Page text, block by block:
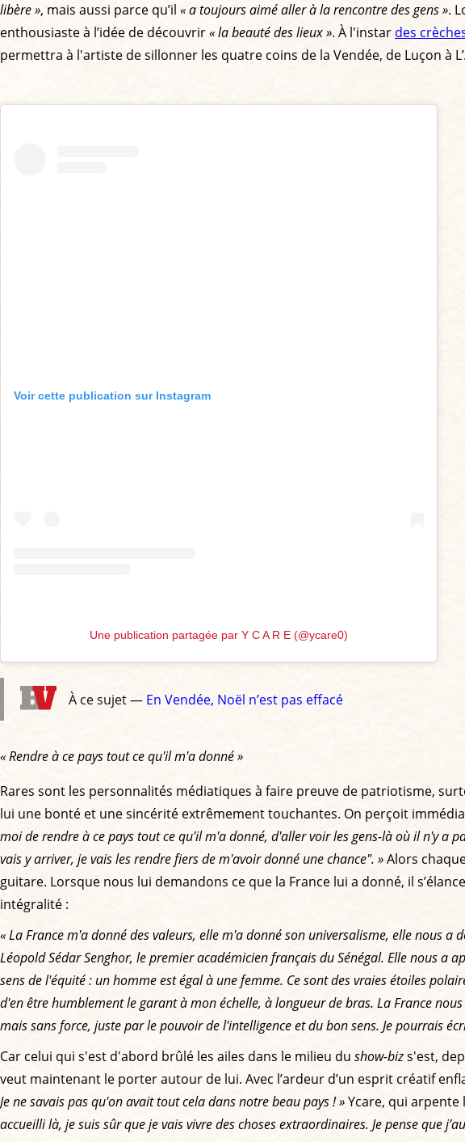
libère », mais aussi parce qu’il « a toujours aimé aller à la rencontre des gens ».
enthousiaste à l’idée de découvrir« la beauté des lieux ». À l'instar des
permettra à l'artiste de sillonner les quatre coins de la Vendée, de Luçon à
Voir cette publication sur Instagram
Une publication partagée par Y C A R E (@ycare0)
À ce sujet — En Vendée, Noël n’est pas effacé
« Rendre à ce pays tout ce qu'il m'a donné »
Rares sont les personnalités médiatiques à faire preuve de patriotisme,
lui une bonté et une sincérité extrêmement touchantes. On perçoit
moi de rendre à ce pays tout ce qu'il m'a donné, d'aller voir les gens-là où il n'y a
vais y arriver, je vais les rendre fiers de m'avoir donné une chance". »Alors
guitare. Lorsque nous lui demandons ce que la France lui a donné, il
intégralité :
« La France m'a donné des valeurs, elle m'a donné son universalisme, elle nous
Léopold Sédar Senghor, le premier académicien français du Sénégal. Elle nous
sens de l'équité : un homme est égal à une femme. Ce sont des vraies étoiles
d'en être humblement le garant à mon échelle, à longueur de bras. La France
mais sans force, juste par le pouvoir de l'intelligence et du bon sens. Je pourrais
Car celui qui s'est d'abord brûlé les ailes dans le milieu du show-bizs'est,
veut maintenant le porter autour de lui. Avec l’ardeur d’un esprit créatif
Je ne savais pas qu'on avait tout cela dans notre beau pays ! »Ycare, qui
accueilli là, je suis sûr que je vais vivre des choses extraordinaires. Je pense que